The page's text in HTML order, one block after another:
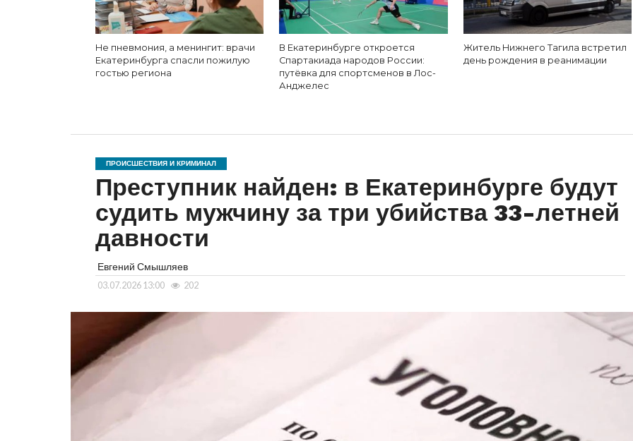
Не пневмония, а менингит: врачи
Екатеринбурга спасли пожилую
гостью региона
В Екатеринбурге откроется
Спартакиада народов России:
путёвка для спортсменов в Лос-
Анджелес
Житель Нижнего Тагила встретил
день рождения в реанимации
ПРОИСШЕСТВИЯ И КРИМИНАЛ
Преступник найден: в Екатеринбурге будут
судить мужчину за три убийства 33-летней
давности
Евгений Смышляев
03.07.2026 13:00 202